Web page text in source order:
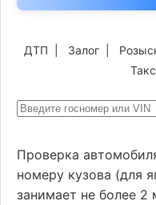
ДТП Залог
Проверка
номеру кузова (для
занимает не более 2